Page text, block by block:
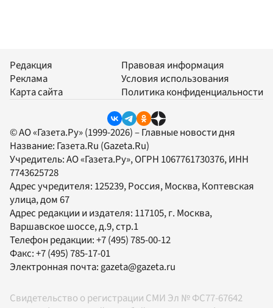
Редакция
Реклама
Карта сайта
Правовая информация
Условия использования
Политика конфиденциальности
© АО «Газета.Ру» (1999-2026) – Главные новости дня
Название: Газета.Ru (Gazeta.Ru)
Учредитель:АО «Газета.Ру», ОГРН 1067761730376, ИНН
7743625728
Адрес учредителя: 125239, Россия, Москва, Коптевская
улица, дом 67
Адрес редакции и издателя: 117105, г. Москва,
Варшавское шоссе, д.9, стр.1
Телефон редакции:+7 (495) 785-00-12
Факс:+7 (495) 785-17-01
Электронная почта:gazeta@gazeta.ru
Свидетельство о регистрации СМИ Эл № ФС77-67642